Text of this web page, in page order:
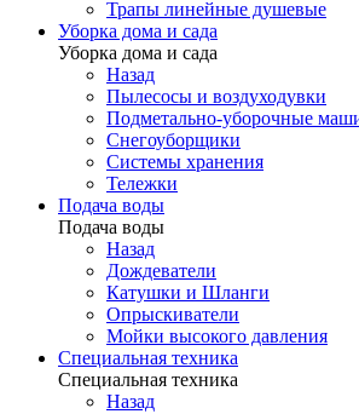
Трапы линейные душевые
Уборка дома и сада
Уборка дома и сада
Назад
Пылесосы и воздуходувки
Подметально-уборочные
Снегоуборщики
Системы хранения
Тележки
Подача воды
Подача воды
Назад
Дождеватели
Катушки и Шланги
Опрыскиватели
Мойки высокого давления
Специальная техника
Специальная техника
Назад